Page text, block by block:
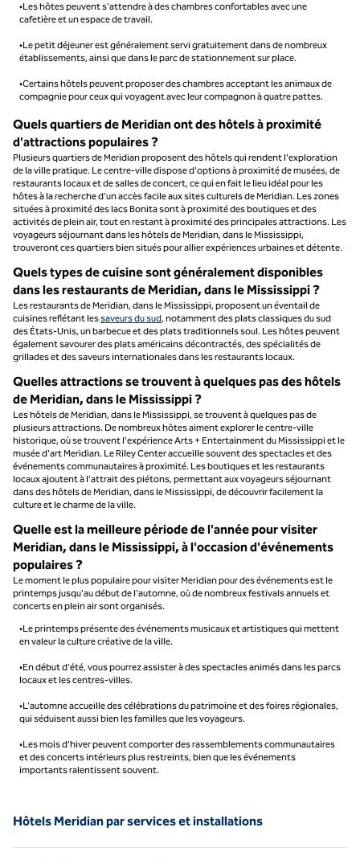
•Les hôtes peuvent s'attendre à des chambres confortables avec une
cafetière et un espace de travail.
•Le petit déjeuner est généralement servi gratuitement dans de nombreux
établissements, ainsi que dans le parc de stationnement sur place.
•Certains hôtels peuvent proposer des chambres acceptant les animaux de
compagnie pour ceux qui voyagent avec leur compagnon à quatre pattes.
Quels quartiers de Meridian ont des hôtels à proximité
d'attractions populaires ?
Plusieurs quartiers de Meridian proposent des hôtels qui rendent l'exploration
de la ville pratique. Le centre-ville dispose d'options à proximité de musées, de
restaurants locaux et de salles de concert, ce qui en fait le lieu idéal pour les
hôtes à la recherche d'un accès facile aux sites culturels de Meridian. Les zones
situées à proximité des lacs Bonita sont à proximité des boutiques et des
activités de plein air, tout en restant à proximité des principales attractions. Les
voyageurs séjournant dans les hôtels de Meridian, dans le Mississippi,
trouveront ces quartiers bien situés pour allier expériences urbaines et détente.
Quels types de cuisine sont généralement disponibles
dans les restaurants de Meridian, dans le Mississippi ?
Les restaurants de Meridian, dans le Mississippi, proposent un éventail de
cuisines reflétant lessaveurs du sud, notamment des plats classiques du sud
des États-Unis, un barbecue et des plats traditionnels soul. Les hôtes peuvent
également savourer des plats américains décontractés, des spécialités de
grillades et des saveurs internationales dans les restaurants locaux.
Quelles attractions se trouvent à quelques pas des hôtels
de Meridian, dans le Mississippi ?
Les hôtels de Meridian, dans le Mississippi, se trouvent à quelques pas de
plusieurs attractions. De nombreux hôtes aiment explorer le centre-ville
historique, où se trouvent l'expérience Arts + Entertainment du Mississippi et le
musée d'art Meridian. Le Riley Center accueille souvent des spectacles et des
événements communautaires à proximité. Les boutiques et les restaurants
locaux ajoutent à l'attrait des piétons, permettant aux voyageurs séjournant
dans des hôtels de Meridian, dans le Mississippi, de découvrir facilement la
culture et le charme de la ville.
Quelle est la meilleure période de l'année pour visiter
Meridian, dans le Mississippi, à l'occasion d'événements
populaires ?
Le moment le plus populaire pour visiter Meridian pour des événements est le
printemps jusqu'au début de l'automne, où de nombreux festivals annuels et
concerts en plein air sont organisés.
•Le printemps présente des événements musicaux et artistiques qui mettent
en valeur la culture créative de la ville.
•En début d'été, vous pourrez assister à des spectacles animés dans les parcs
locaux et les centres-villes.
•L’automne accueille des célébrations du patrimoine et des foires régionales,
qui séduisent aussi bien les familles que les voyageurs.
•Les mois d'hiver peuvent comporter des rassemblements communautaires
et des concerts intérieurs plus restreints, bien que les événements
importants ralentissent souvent.
Hôtels Meridian par services et installations